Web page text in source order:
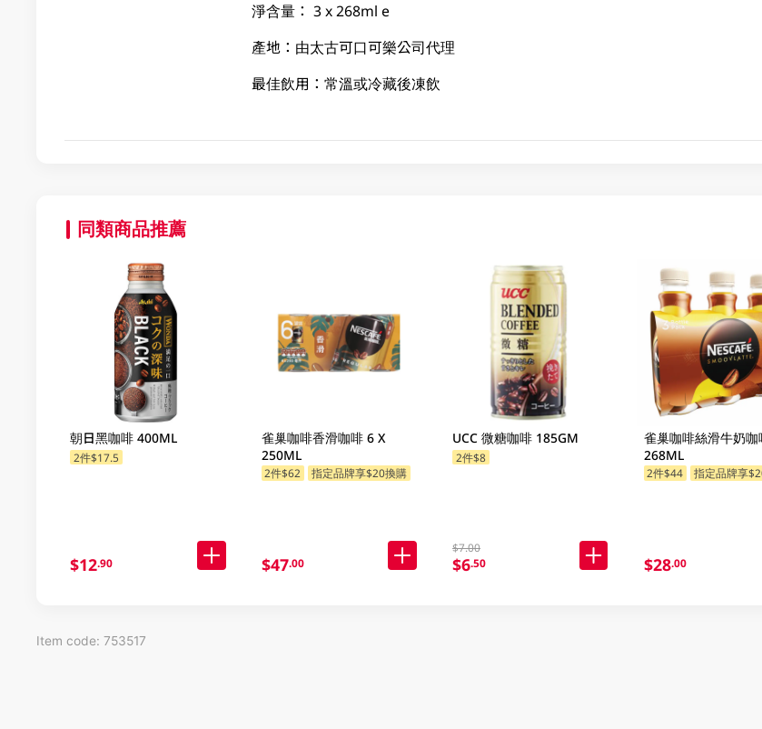
淨含量： 3 x 268ml e
產地：由太古可口可樂公司代理
最佳飲用：常溫或冷藏後凍飲
同類商品推薦
朝日黑咖啡 400ML
2件$17.5
$12.90
雀巢咖啡香滑咖啡 6 X
250ML
2件$62 指定品牌享$20換購
$47.00
UCC 微糖咖啡 185GM
2件$8
$7.00
$6.50
雀巢咖啡絲滑牛奶咖
268ML
2件$44 指定品牌享
$28.00
Item code: 753517